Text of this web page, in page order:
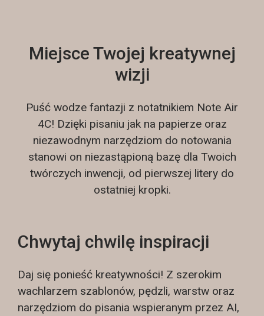
Miejsce Twojej kreatywnej
wizji
Puść wodze fantazji z notatnikiem Note Air
4C! Dzięki pisaniu jak na papierze oraz
niezawodnym narzędziom do notowania
stanowi on niezastąpioną bazę dla Twoich
twórczych inwencji, od pierwszej litery do
ostatniej kropki.
Chwytaj chwilę inspiracji
Daj się ponieść kreatywności! Z szerokim
wachlarzem szablonów, pędzli, warstw oraz
narzędziom do pisania wspieranym przez AI,